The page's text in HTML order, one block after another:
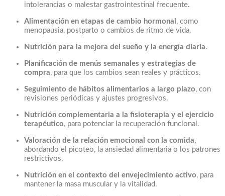
intolerancias o malestar gastrointestinal frecuente.
Alimentación en etapas de cambio hormonal , como
menopausia, postparto o cambios de ritmo de vida.
Nutrición para la mejora del sueño y la energía diaria.
Planificación de menús semanales y estrategias de
compra, para que los cambios sean reales y prácticos.
Seguimiento de hábitos alimentarios a largo plazo, con
revisiones periódicas y ajustes progresivos.
Nutrición complementaria a la fisioterapia y el ejercicio
terapéutico, para potenciar la recuperación funcional.
Valoración de la relación emocional con la comida,
abordando el picoteo, la ansiedad alimentaria o los patrones
restrictivos.
Nutrición en el contexto del envejecimiento activo, para
mantener la masa muscular y la vitalidad.